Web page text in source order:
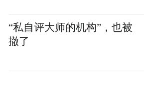
“私自评大师的机构”，也被
撤了